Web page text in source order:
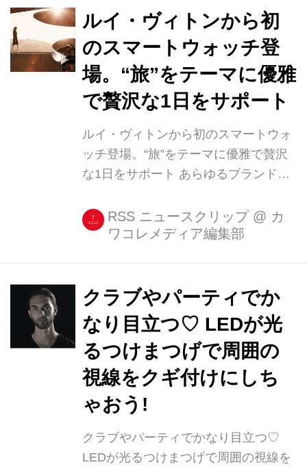
点。 そのため、充電も [...]
ルイ・ヴィトンから初
のスマートウォッチ登
場。“旅”をテーマに優雅
で贅沢な1日をサポート
ルイ・ヴィトンから初のスマートウォ
ッチ登場。“旅”をテーマに優雅で贅沢
な1日をサポート あらゆるブランドか
すね! そんなスマートウォッチがつい
にルイ・ヴィトンからも登場しました
ートウォッチ「タンブール・ [...]
RSS ニュースクリップ @ カ
ワコレメディア編集部
クラブやパーティでか
なり目立つ♡ LEDが光
るつけまつげで周囲の
視線をクギ付けにしち
ゃおう!
クラブやパーティでかなり目立つ♡
LEDが光るつけまつげで周囲の視線を